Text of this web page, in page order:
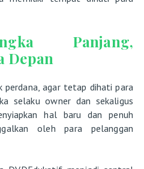
Panjang,
Depan
perdana, agar tetap dihati para
selaku owner dan sekaligus
hal baru dan penuh
oleh para pelanggan